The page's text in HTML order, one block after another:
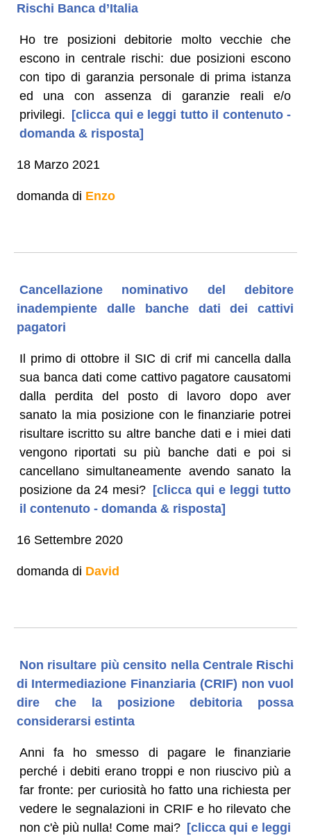
Rischi Banca d’Italia
Ho tre posizioni debitorie molto vecchie che
escono in centrale rischi: due posizioni escono
con tipo di garanzia personale di prima istanza
ed una con assenza di garanzie reali e/o
privilegi. [clicca qui e leggi tutto il contenuto -
domanda & risposta]
18 Marzo 2021
domanda di Enzo
Cancellazione nominativo del debitore
inadempiente dalle banche dati dei cattivi
pagatori
Il primo di ottobre il SIC di crif mi cancella dalla
sua banca dati come cattivo pagatore causatomi
dalla perdita del posto di lavoro dopo aver
sanato la mia posizione con le finanziarie potrei
risultare iscritto su altre banche dati e i miei dati
vengono riportati su più banche dati e poi si
cancellano simultaneamente avendo sanato la
posizione da 24 mesi? [clicca qui e leggi tutto
il contenuto - domanda & risposta]
16 Settembre 2020
domanda di David
Non risultare più censito nella Centrale Rischi
di Intermediazione Finanziaria (CRIF) non vuol
dire che la posizione debitoria possa
considerarsi estinta
Anni fa ho smesso di pagare le finanziarie
perché i debiti erano troppi e non riuscivo più a
far fronte: per curiosità ho fatto una richiesta per
vedere le segnalazioni in CRIF e ho rilevato che
non c'è più nulla! Come mai? [clicca qui e leggi